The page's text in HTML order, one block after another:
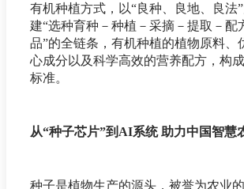
有机种植方式，以“良种、良地、良法
建“选种育种－种植－采摘－提取－配
品”的全链条，有机种植的植物原料、
心成分以及科学高效的营养配方，构
标准。
从“种子芯片”到AI系统 助力中国智慧
种子是植物生产的源头，被誉为农业